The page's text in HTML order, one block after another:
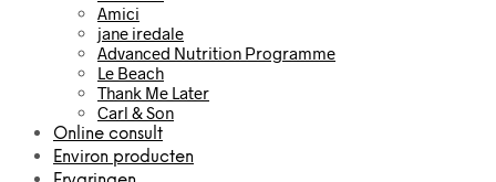
Amici
jane iredale
Advanced Nutrition Programme
Le Beach
Thank Me Later
Carl & Son
Online consult
Environ producten